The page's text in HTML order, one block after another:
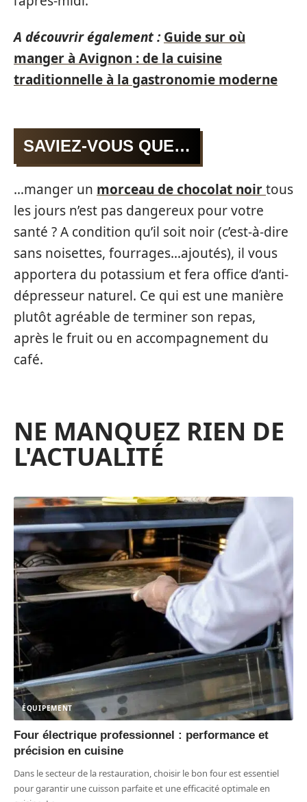
A découvrir également : Guide sur où
manger à Avignon : de la cuisine
traditionnelle à la gastronomie moderne
SAVIEZ-VOUS QUE…
…manger un morceau de chocolat noirtous
les jours n’est pas dangereux pour votre
santé ? A condition qu’il soit noir (c’est-à-dire
sans noisettes, fourrages…ajoutés), il vous
apportera du potassium et fera office d’anti-
dépresseur naturel. Ce qui est une manière
plutôt agréable de terminer son repas,
après le fruit ou en accompagnement du
café.
NE MANQUEZ RIEN DE
L'ACTUALITÉ
ÉQUIPEMENT
Four électrique professionnel : performance et
précision en cuisine
Dans le secteur de la restauration, choisir le bon four est essentiel
pour garantir une cuisson parfaite et une efficacité optimale en